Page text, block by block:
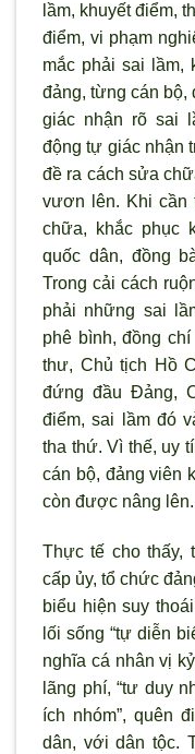
lầm, khuyết điểm,
điểm, vi phạm
mắc phải sai lầm,
đảng, từng cán bộ,
giác nhận rõ sai
động tự giác nhận
đề ra cách sửa
vươn lên. Khi cần
chữa, khắc phục
quốc dân, đồng
Trong cải cách
phải những sai
phê bình, đồng
thư, Chủ tịch Hồ
đứng đầu Đảng,
điểm, sai lầm đó
tha thứ. Vì thế, uy
cán bộ, đảng viên
còn được nâng lên.
Thực tế cho thấy,
cấp ủy, tổ chức
biểu hiện suy
lối sống “tự diễn
nghĩa cá nhân vị
ãng phí, “tư duy
ích nhóm”, quên
dân, với dân tộc.